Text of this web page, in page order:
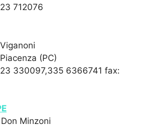
712076
(PC)
330097,335 6366741 fax:
Minzoni